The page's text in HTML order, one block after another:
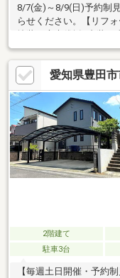
8/7(金)～8/9(日)予約制
らせください。【リフ
交換、温水洗浄便座ト
フローリング上張り、
建具交換、クローゼッ
ホン設置、火災警報器
ト】・雨漏り、構造上
障や漏水についてお引
工後5年間保証・新品の
愛知県豊田
2階建て
駐車3台
【毎週土日開催・予約